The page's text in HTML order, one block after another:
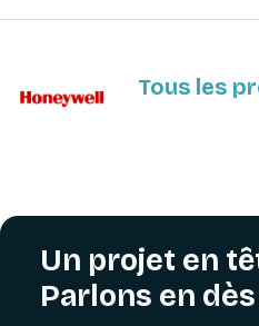
Tous les
Un projet en
Parlons en